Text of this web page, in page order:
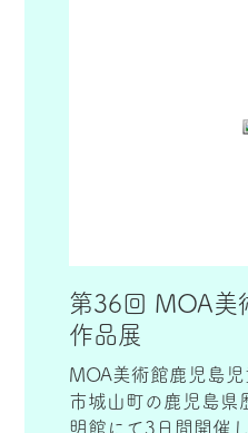
第36回 MOA美
作品展
MOA美術館鹿児島
市城山町の鹿児島県
明館にて3日間開催